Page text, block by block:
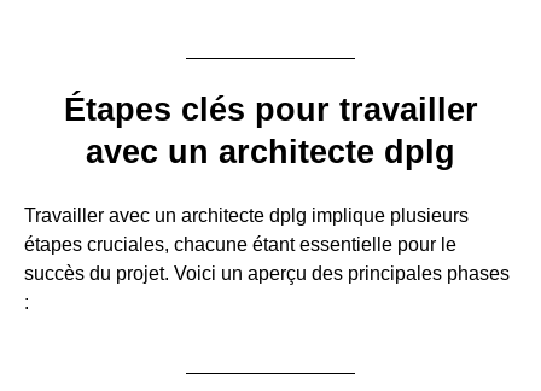
Étapes clés pour travailler
avec un architecte dplg
Travailler avec un architecte dplg implique plusieurs
étapes cruciales, chacune étant essentielle pour le
succès du projet. Voici un aperçu des principales phases
: